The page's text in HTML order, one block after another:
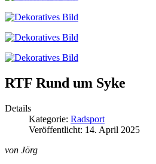
RTF Rund um Syke
Details
Kategorie: Radsport
Veröffentlicht: 14. April 2025
von Jörg